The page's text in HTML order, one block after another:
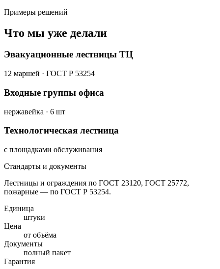
Примеры решений
Что мы уже делали
Эвакуационные лестницы ТЦ
12 маршей · ГОСТ Р 53254
Входные группы офиса
нержавейка · 6 шт
Технологическая лестница
с площадками обслуживания
Стандарты и документы
Лестницы и ограждения по ГОСТ 23120, ГОСТ 25772,
пожарные — по ГОСТ Р 53254.
Единица
штуки
Цена
от объёма
Документы
полный пакет
Гарантия